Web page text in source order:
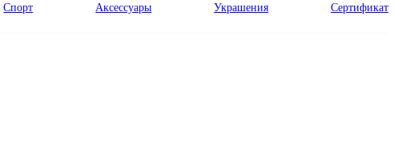
Спорт Аксессуары Украшения Сертификат